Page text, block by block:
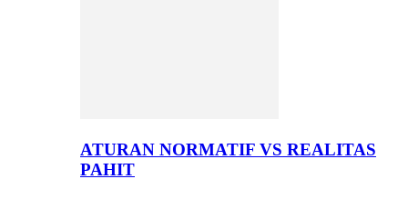
ATURAN NORMATIF VS REALITAS
PAHIT